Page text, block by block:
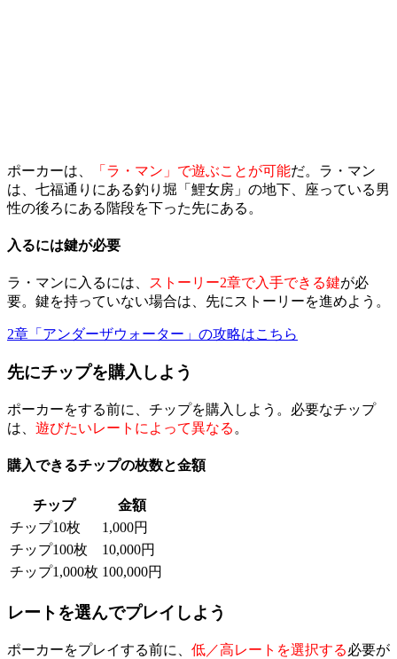
ポーカーは、 「ラ・マン」で遊ぶことが可能だ。ラ・マン
は、七福通りにある釣り堀「鯉女房」の地下、座っている男
性の後ろにある階段を下った先にある。
入るには鍵が必要
ラ・マンに入るには、 ストーリー2章で入手できる鍵が必
要。鍵を持っていない場合は、先にストーリーを進めよう。
2章「アンダーザウォーター」の攻略はこちら
先にチップを購入しよう
ポーカーをする前に、チップを購入しよう。必要なチップ
は、 遊びたいレートによって異なる 。
購入できるチップの枚数と金額
チップ
金額
チップ10枚
1,000円
チップ100枚
10,000円
チップ1,000枚 100,000円
レートを選んでプレイしよう
ポーカーをプレイする前に、 低／高レートを選択する必要が